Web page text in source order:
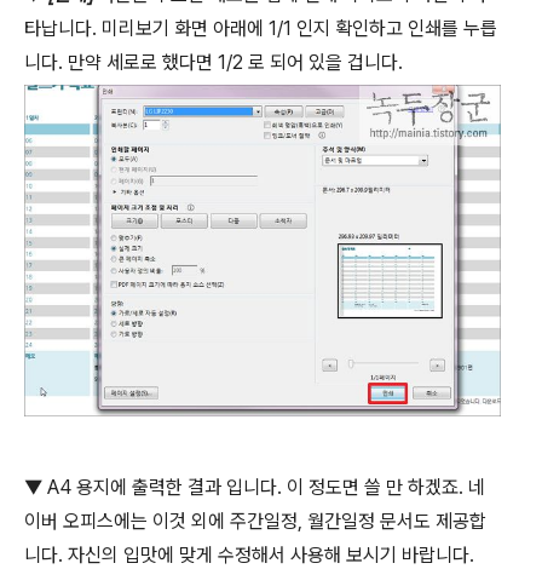
타납니다. 미리보기 화면 아래에 1/1 인지 확인하고 인쇄를 누릅
니다. 만약 세로로 했다면 1/2 로 되어 있을 겁니다.
▼ A4 용지에 출력한 결과 입니다. 이 정도면 쓸 만 하겠죠. 네
이버 오피스에는 이것 외에 주간일정, 월간일정 문서도 제공합
니다. 자신의 입맛에 맞게 수정해서 사용해 보시기 바랍니다.